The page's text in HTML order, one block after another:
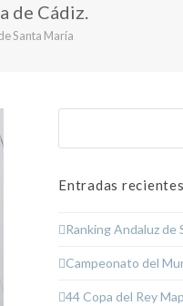
de Cádiz.
Santa María
Entradas recientes
Ranking Andaluz de
Campeonato del
44 Copa del Rey